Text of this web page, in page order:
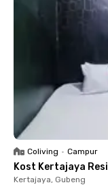
Coliving • Campur
Kost Kertajaya
Kertajaya, Gubeng